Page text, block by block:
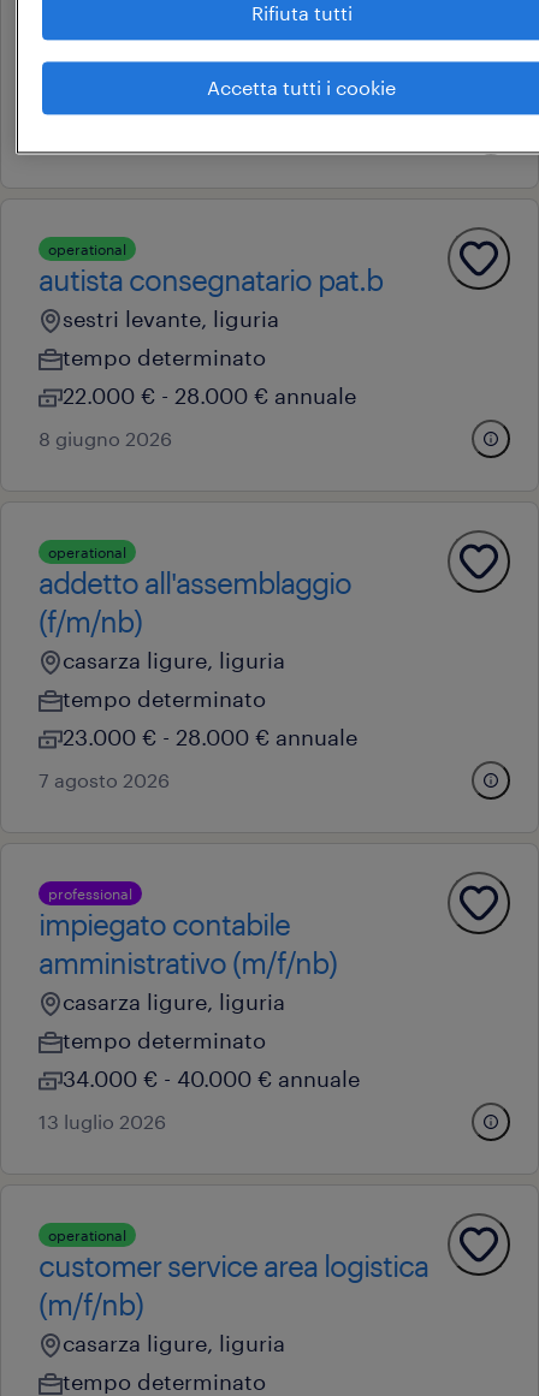
sestri levante, liguria
22.000 € - 28.000 € annuale
operational
autista consegnatario pat.b
sestri levante, liguria
tempo determinato
22.000 € - 28.000 € annuale
8 giugno 2026
operational
addetto all'assemblaggio
(f/m/nb)
casarza ligure, liguria
tempo determinato
23.000 € - 28.000 € annuale
7 agosto 2026
professional
impiegato contabile
amministrativo (m/f/nb)
casarza ligure, liguria
tempo determinato
34.000 € - 40.000 € annuale
13 luglio 2026
operational
customer service area logistica
(m/f/nb)
casarza ligure, liguria
tempo determinato
Rifiuta tutti
Accetta tutti i cookie